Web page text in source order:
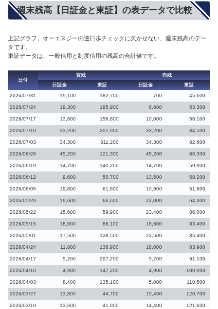
週末残高【日証金と東証】の表データで比較
上記グラフ、オーエスジーの逆日歩チェックに欠かせない、週末残高のデー
タです。
東証データは、一般信用と制度信用の残高の合計値です。
日付
買残
売残
日証金
東証 日証金
東証
2026/07/31
19,100 182,700 700 45,600
2026/07/24 19,300 195,900 8,600 53,300
2026/07/17 13,800 156,800 10,000 56,100
2026/07/10 33,200 205,900 33,200 84,500
2026/07/03 34,300 311,200 34,300 82,600
2026/06/26 45,200 121,300 45,200 88,300
2026/06/19 14,700 140,200 14,700 59,900
2026/06/12 9,600 50,700 13,500 58,200
2026/06/05 19,800 61,800 10,900 51,800
2026/05/29 19,600 66,600 22,000 64,300
2026/05/22 15,600 59,900 23,400 86,000
2026/05/15 18,600 86,100 18,600 83,400
2026/05/01 17,500 138,500 22,500 85,400
2026/04/24 11,800 136,900 18,000 83,900
2026/04/17 5,200 297,200 5,200 91,100
2026/04/10 4,900 147,200 4,900 109,000
2026/04/03 8,400 135,100 5,000 110,500
2026/03/27 13,800 44,700 15,400 120,700
2026/03/19 13,600 41,900 14,400 121,600